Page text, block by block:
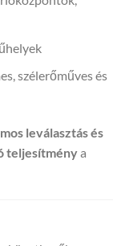
szélerőműves és
leválasztás és
teljesítménya